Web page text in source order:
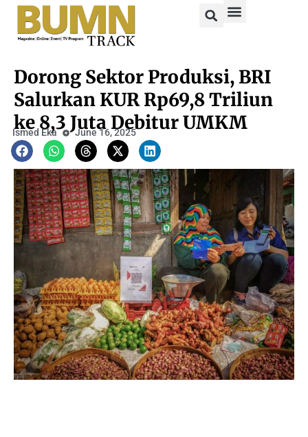
Dorong Sektor Produksi, BRI
Salurkan KUR Rp69,8 Triliun
ke 8,3 Juta Debitur UMKM
Ismed Eka June 16, 2025